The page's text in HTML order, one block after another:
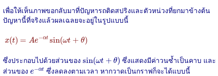
เพื่อให้เห็นภาพขอกลับมาที่ปัญหารถติดสปริงและตัวหน่วงที่ยกมาข้างต้น
ปัญหานี้ที่จริงแล้วผลเฉลยจะอยู่ในรูปแบบนี้
x(t) = Ae−αt sin(ωt + θ)
t)= − αtsin ( ω + )
ซึ่งประกอบไปด้วยส่วนของ sin(ωt + θ)
sin (ωt + θ) ซึ่งแสดงมีค่าวนซ้ำเป็นคาบ และ
ส่วนของ e−αt
e−αt
ซึ่งลดลงตามเวลา หากวาดเป็นกราฟก็จะได้แบบนี้